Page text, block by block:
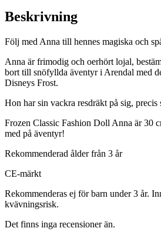
Beskrivning
Följ med Anna till hennes magiska och
Anna är frimodig och oerhört lojal,
bort till snöfyllda äventyr i Arendal med
Disneys Frost.
Hon har sin vackra resdräkt på sig,
Frozen Classic Fashion Doll Anna är 30
med på äventyr!
Rekommenderad ålder från 3 år
CE-märkt
Rekommenderas ej för barn under 3 år.
kvävningsrisk.
Det finns inga recensioner än.